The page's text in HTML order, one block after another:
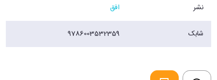
نشر افق
شابک 9786003532359